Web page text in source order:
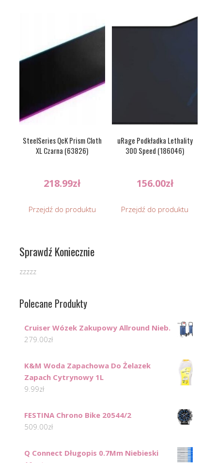
SteelSeries QcK Prism Cloth
XL Czarna (63826)
218.99zł
Przejdź do produktu
uRage Podkładka Lethality
300 Speed (186046)
156.00zł
Przejdź do produktu
Sprawdź Koniecznie
zzzzz
Polecane Produkty
Cruiser Wózek Zakupowy Allround Nieb.
279.00zł
K&M Woda Zapachowa Do Żelazek
Zapach Cytrynowy 1L
9.99zł
FESTINA Chrono Bike 20544/2
509.00zł
Q Connect Długopis 0.7Mm Niebieski